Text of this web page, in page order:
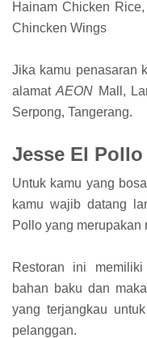
Hainam Chicken
Chincken Wings
Jika kamu penasaran
alamatAEON Mall,
Serpong, Tangerang.
Jesse El Pollo
Untuk kamu yang
kamu wajib datang
Pollo yang merupakan
Restoran ini
bahan baku dan
yang terjangkau
pelanggan.